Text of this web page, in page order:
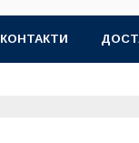
КОНТАКТИ